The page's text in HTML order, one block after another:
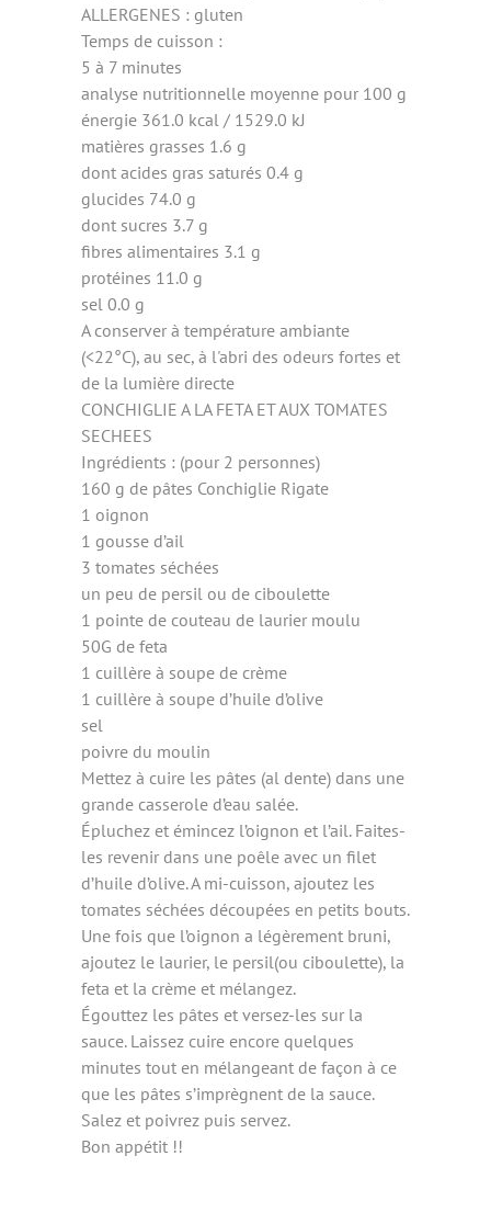
ALLERGENES : gluten
Temps de cuisson :
5 à 7 minutes
analyse nutritionnelle moyenne pour 100 g
énergie 361.0 kcal / 1529.0 kJ
matières grasses 1.6 g
dont acides gras saturés 0.4 g
glucides 74.0 g
dont sucres 3.7 g
fibres alimentaires 3.1 g
protéines 11.0 g
sel 0.0 g
A conserver à température ambiante
(<22°C), au sec, à l'abri des odeurs fortes et
de la lumière directe
CONCHIGLIE A LA FETA ET AUX TOMATES
SECHEES
Ingrédients : (pour 2 personnes)
160 g de pâtes Conchiglie Rigate
1 oignon
1 gousse d’ail
3 tomates séchées
un peu de persil ou de ciboulette
1 pointe de couteau de laurier moulu
50G de feta
1 cuillère à soupe de crème
1 cuillère à soupe d’huile d’olive
sel
poivre du moulin
Mettez à cuire les pâtes (al dente) dans une
grande casserole d’eau salée.
Épluchez et émincez l’oignon et l’ail. Faites-
les revenir dans une poêle avec un filet
d’huile d’olive. A mi-cuisson, ajoutez les
tomates séchées découpées en petits bouts.
Une fois que l’oignon a légèrement bruni,
ajoutez le laurier, le persil(ou ciboulette), la
feta et la crème et mélangez.
Égouttez les pâtes et versez-les sur la
sauce. Laissez cuire encore quelques
minutes tout en mélangeant de façon à ce
que les pâtes s’imprègnent de la sauce.
Salez et poivrez puis servez.
Bon appétit !!